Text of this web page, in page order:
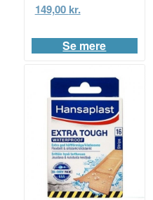
149,00 kr.
Se mere